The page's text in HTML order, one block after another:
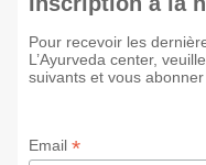
Pour recevoir les
L’Ayurveda center,
suivants et vous
Email *